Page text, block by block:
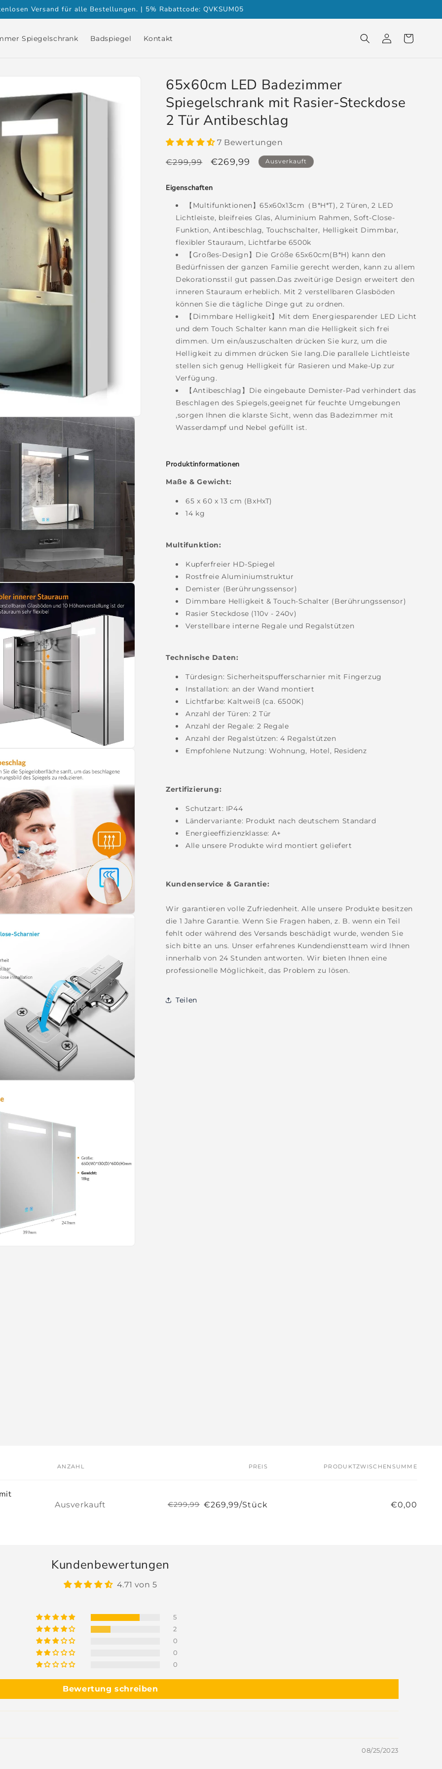
Versand für alle Bestellungen. | 5% Rabattcode: QVKSUM05
Spiegelschrank Badspiegel Kontakt EinloggenWarenkorb
65x60cm LED Badezimmer
Spiegelschrank mit Rasier-Steckdose
2 Tür Antibeschlag
7 Bewertungen
Normaler
€299,99 Verkaufspreis
€269,99 Ausverkauft
Eigenschaften
【Multifunktionen】65x60x13cm（B*H*T), 2 Türen, 2 LED
Lichtleiste, bleifreies Glas, Aluminium Rahmen, Soft-Close-
Funktion, Antibeschlag, Touchschalter, Helligkeit Dimmbar,
flexibler Stauraum, Lichtfarbe 6500k
【Großes-Design】Die Größe 65x60cm(B*H) kann den
Bedürfnissen der ganzen Familie gerecht werden, kann zu allem
Dekorationsstil gut passen.Das zweitürige Design erweitert den
inneren Stauraum erheblich. Mit 2 verstellbaren Glasböden
können Sie die tägliche Dinge gut zu ordnen.
【Dimmbare Helligkeit】Mit dem Energiesparender LED Licht
und dem Touch Schalter kann man die Helligkeit sich frei
dimmen. Um ein/auszuschalten drücken Sie kurz, um die
Helligkeit zu dimmen drücken Sie lang.Die parallele Lichtleiste
stellen sich genug Helligkeit für Rasieren und Make-Up zur
Verfügung.
【Antibeschlag】Die eingebaute Demister-Pad verhindert das
Beschlagen des Spiegels,geeignet für feuchte Umgebungen
,sorgen Ihnen die klarste Sicht, wenn das Badezimmer mit
Wasserdampf und Nebel gefüllt ist.
Produktinformationen
Maße & Gewicht:
65 x 60 x 13 cm (BxHxT)
14 kg
Multifunktion:
Kupferfreier HD-Spiegel
Rostfreie Aluminiumstruktur
Demister (Berührungssensor)
Dimmbare Helligkeit & Touch-Schalter (Berührungssensor)
Rasier Steckdose (110v - 240v)
Verstellbare interne Regale und Regalstützen
Technische Daten:
Türdesign: Sicherheitspufferscharnier mit Fingerzug
Installation: an der Wand montiert
Lichtfarbe: Kaltweiß (ca. 6500K)
Anzahl der Türen: 2 Tür
Anzahl der Regale: 2 Regale
Anzahl der Regalstützen: 4 Regalstützen
Empfohlene Nutzung: Wohnung, Hotel, Residenz
Zertifizierung:
Schutzart: IP44
Ländervariante: Produkt nach deutschem Standard
Energieeffizienzklasse: A+
Alle unsere Produkte wird montiert geliefert
Kundenservice & Garantie:
Wir garantieren volle Zufriedenheit. Alle unsere Produkte besitzen
die 1 Jahre Garantie. Wenn Sie Fragen haben, z. B. wenn ein Teil
fehlt oder während des Versands beschädigt wurde, wenden Sie
sich bitte an uns. Unser erfahrenes Kundendienstteam wird Ihnen
innerhalb von 24 Stunden antworten. Wir bieten Ihnen eine
professionelle Möglichkeit, das Problem zu lösen.
Teilen
ANZAHL PREIS PRODUKTZWISCHENSUMME
Anzahl
Ausverkauft €299,99 €269,99/Stück €0,00
Kundenbewertungen
4.71 von 5
5
2
0
0
0
Bewertung schreiben
08/25/2023